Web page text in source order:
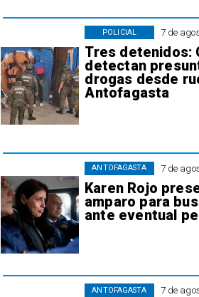
7 de
Tres detenidos:
detectan
drogas desde
Antofagasta
POLICIAL
7 de
Karen Rojo
amparo para
ante eventual
ANTOFAGASTA
7 de
ANTOFAGASTA